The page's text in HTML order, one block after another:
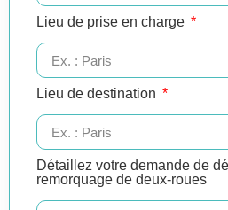
Lieu de prise en charge
Lieu de destination
Détaillez votre demande de
remorquage de deux-roues